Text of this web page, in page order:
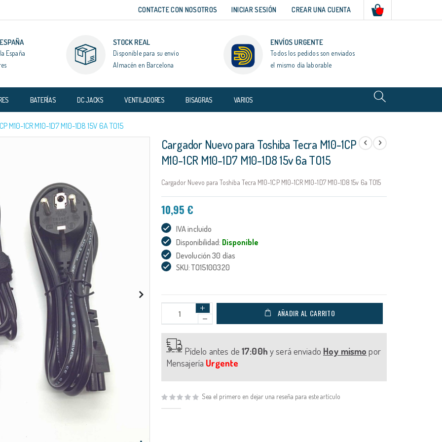
CONTACTE CON NOSOTROS INICIAR SESIÓN CREAR UNA CUENTA
España
STOCK REAL
Disponible para su envío
Almacén en Barcelona
ENVÍOS URGENTE
Todos los pedidos son enviados
el mismo día laborable
BATERÍAS DC JACKS VENTILADORES BISAGRAS VARIOS
M10-1CR M10-1D7 M10-1D8 15V 6A TO15
Cargador Nuevo para Toshiba Tecra M10-1CP
M10-1CR M10-1D7 M10-1D8 15v 6a TO15
Cargador Nuevo para Toshiba Tecra M10-1CP M10-1CR M10-1D7 M10-1D8 15v 6a TO15
10,95 €
IVA incluido
Disponibilidad: Disponible
Devolución 30 días
SKU: TO15100320
AÑADIR AL CARRITO
Pídelo antes de 17:00h y será enviado Hoy mismo por
Mensajería Urgente
Sea el primero en dejar una reseña para este artículo